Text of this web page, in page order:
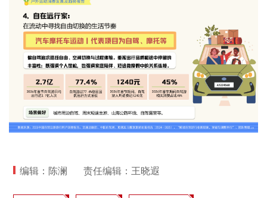
编辑：陈澜 责任编辑：王晓遐